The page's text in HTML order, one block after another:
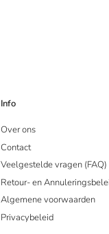
Info
Over ons
Contact
Veelgestelde vragen (FAQ)
Retour- en
Algemene voorwaarden
Privacybeleid